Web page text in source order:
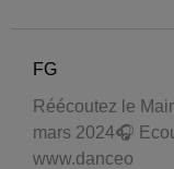
FG
Réécoutez le
mars 2024🎧
www.danceo